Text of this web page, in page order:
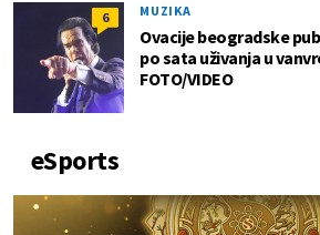
6 MUZIKA
Ovacije beogradske
po sata uživanja u
FOTO/VIDEO
eSports